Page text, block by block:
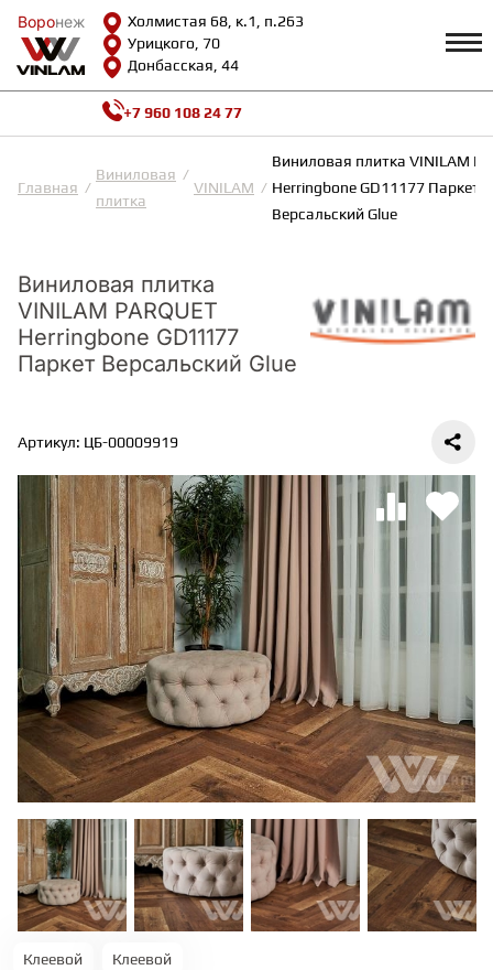
Воронеж
Холмистая 68, к.1, п.263
Урицкого, 70
Донбасская, 44
Воронеж
КАТАЛОГ Профиль
Доставка и оплата
Видеообзоры
Полезная информация
Как выбрать
Калькулятор
ВИНИЛОВАЯ ПЛИТКА
ЛАМИНАТ
ИНЖЕНЕРНАЯ ДОСКА
ПАРКЕТНАЯ ДОСКА
ТЕРРАСНАЯ ДОСКА
КОВРОВАЯ ПЛИТКА
МОДУЛЬНЫЕ ПВХ
ПОДЛОЖКА
КЛЕЙ
НАЛИВНОЙ ПОЛ
+7 960 108 24 77
Главная
Виниловая
плитка
VINILAM
Виниловая плитка VINILAM
Herringbone GD11177 Паркет
Версальский Glue
Виниловая плитка
VINILAM PARQUET
Herringbone GD11177
Паркет Версальский Glue
Артикул: ЦБ-00009919
Клеевой Клеевой